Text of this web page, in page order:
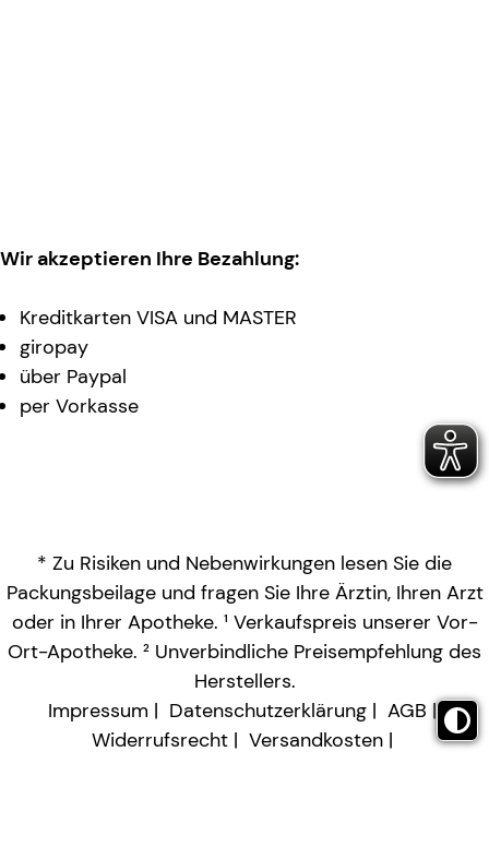
Wir akzeptieren Ihre Bezahlung:
Kreditkarten VISA und MASTER
giropay
über Paypal
per Vorkasse
* Zu Risiken und Nebenwirkungen lesen Sie die
Packungsbeilage und fragen Sie Ihre Ärztin, Ihren Arzt
oder in Ihrer Apotheke. ¹ Verkaufspreis unserer Vor-
Ort-Apotheke. ² Unverbindliche Preisempfehlung des
Herstellers.
Impressum
Datenschutzerklärung
AGB
Widerrufsrecht
Versandkosten